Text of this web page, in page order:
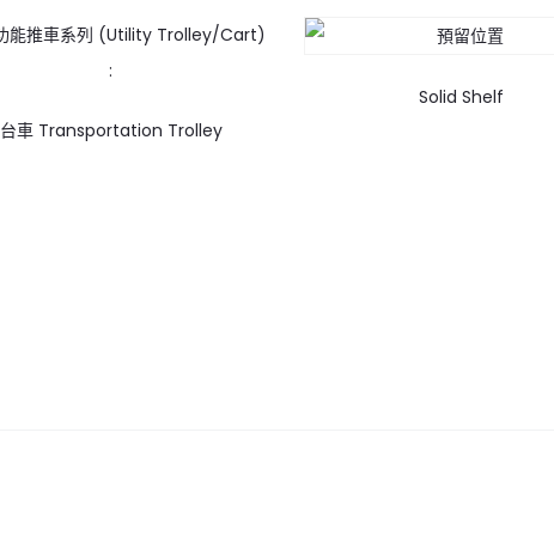
台車 Transportation Trolley
Solid Shelf